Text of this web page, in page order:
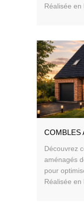
Réalisée en
COMBLES
Découvrez
aménagés
pour
Réalisée en